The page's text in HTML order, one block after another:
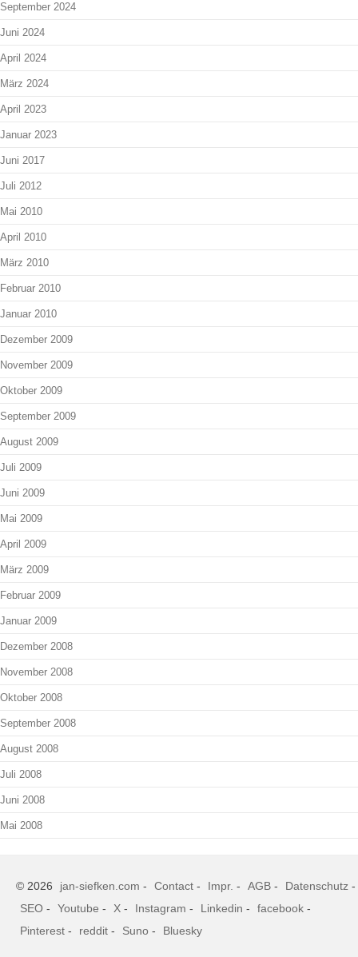
September 2024
Juni 2024
April 2024
März 2024
April 2023
Januar 2023
Juni 2017
Juli 2012
Mai 2010
April 2010
März 2010
Februar 2010
Januar 2010
Dezember 2009
November 2009
Oktober 2009
September 2009
August 2009
Juli 2009
Juni 2009
Mai 2009
April 2009
März 2009
Februar 2009
Januar 2009
Dezember 2008
November 2008
Oktober 2008
September 2008
August 2008
Juli 2008
Juni 2008
Mai 2008
© 2026 jan-siefken.com - Contact - Impr. - AGB - Datenschutz -
SEO - Youtube - X - Instagram - Linkedin - facebook -
Pinterest - reddit - Suno - Bluesky